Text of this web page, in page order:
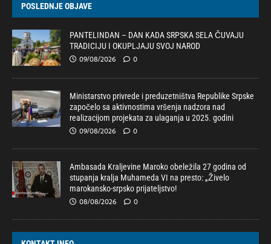
POSLEDNJE OBJAVE
PANTELINDAN – DAN KADA SRPSKA SELA ČUVAJU
TRADICIJU I OKUPLJAJU SVOJ NAROD
09/08/2026 0
Ministarstvo privrede i preduzetništva Republike Srpske
započelo sa aktivnostima vršenja nadzora nad
realizacijom projekata za ulaganja u 2025. godini
09/08/2026 0
Ambasada Kraljevine Maroko obeležila 27 godina od
stupanja kralja Muhameda VI na presto: „Živelo
marokansko-srpsko prijateljstvo!
08/08/2026 0